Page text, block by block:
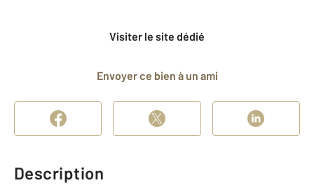
Visiter le site dédié
Envoyer ce bien à un ami
Description